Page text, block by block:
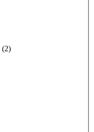
(2)